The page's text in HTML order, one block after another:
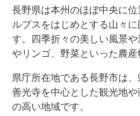
長野県は本州のほぼ中央に
ルプスをはじめとする山々
す。四季折々の美しい風景
やリンゴ、野菜といった農産
県庁所在地である長野市は、
善光寺を中心とした観光地
の高い地域です。